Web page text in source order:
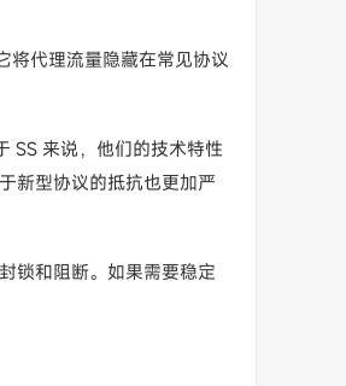
将代理流量隐藏在常见协议
SS 来说，他们的技术特性
新型协议的抵抗也更加严
锁和阻断。如果需要稳定